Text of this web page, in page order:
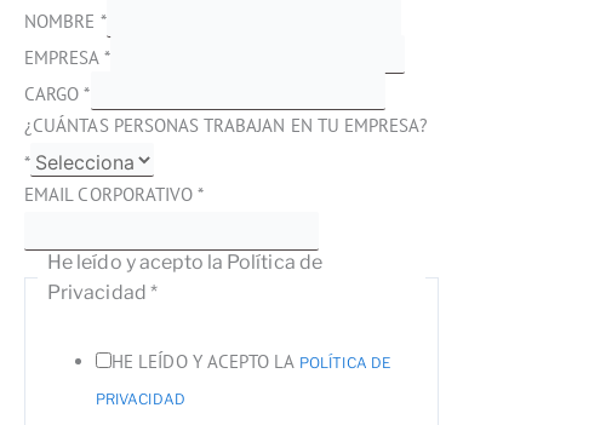
NOMBRE *
EMPRESA *
CARGO*
¿CUÁNTAS PERSONAS TRABAJAN EN TU EMPRESA?
*
EMAIL CORPORATIVO*
He leído y acepto la Política de
Privacidad *
HE LEÍDO Y ACEPTO LA POLÍTICA DE
PRIVACIDAD